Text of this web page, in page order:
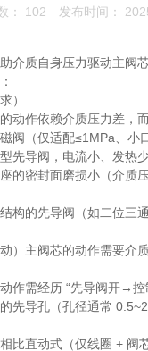
： 102 发布时间：
介质自身压力驱动主阀
）
动作依赖介质压力差，
阀（仅适配≤1MPa、
先导阀，电流小、发热
的密封面磨损小（介质
构的先导阀（如二位三
）主阀芯的动作需要介
作需经历 “先导阀开→
先导孔（孔径通常
比直动式（仅线圈 +